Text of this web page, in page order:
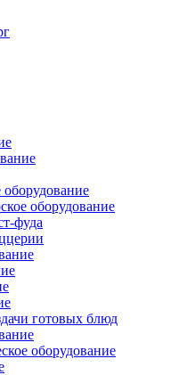
оборудование
фуда
готовых блюд
оборудование